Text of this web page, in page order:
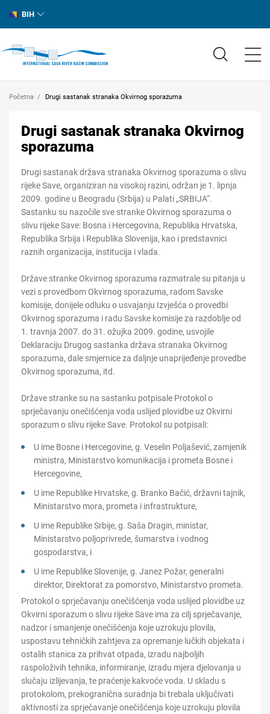
BIH
Početna Drugi sastanak stranaka Okvirnog sporazuma
Drugi sastanak stranaka Okvirnog
sporazuma
Drugi sastanak država stranaka Okvirnog sporazuma o slivu
rijeke Save, organiziran na visokoj razini, održan je 1. lipnja
2009. godine u Beogradu (Srbija) u Palati „SRBIJA“.
Sastanku su nazočile sve stranke Okvirnog sporazuma o
slivu rijeke Save: Bosna i Hercegovina, Republika Hrvatska,
Republika Srbija i Republika Slovenija, kao i predstavnici
raznih organizacija, institucija i vlada.
Države stranke Okvirnog sporazuma razmatrale su pitanja u
vezi s provedbom Okvirnog sporazuma, radom Savske
komisije, donijele odluku o usvajanju Izvješća o provedbi
Okvirnog sporazuma i radu Savske komisije za razdoblje od
1. travnja 2007. do 31. ožujka 2009. godine, usvojile
Deklaraciju Drugog sastanka država stranaka Okvirnog
sporazuma, dale smjernice za daljnje unaprijeđenje provedbe
Okvirnog sporazuma, itd.
Države stranke su na sastanku potpisale Protokol o
sprječavanju onečišćenja voda uslijed plovidbe uz Okvirni
sporazum o slivu rijeke Save. Protokol su potpisali:
U ime Bosne i Hercegovine, g. Veselin Poljašević, zamjenik
ministra, Ministarstvo komunikacija i prometa Bosne i
Hercegovine,
U ime Republike Hrvatske, g. Branko Bačić, državni tajnik,
Ministarstvo mora, prometa i infrastrukture,
U ime Republike Srbije, g. Saša Dragin, ministar,
Ministarstvo poljoprivrede, šumarstva i vodnog
gospodarstva, i
U ime Republike Slovenije, g. Janez Požar, generalni
direktor, Direktorat za pomorstvo, Ministarstvo prometa.
Protokol o sprječavanju onečišćenja voda uslijed plovidbe uz
Okvirni sporazum o slivu rijeke Save ima za cilj sprječavanje,
nadzor i smanjenje onečišćenja koje uzrokuju plovila,
uspostavu tehničkih zahtjeva za opremanje lučkih objekata i
ostalih stanica za prihvat otpada, izradu najboljih
raspoloživih tehnika, informiranje, izradu mjera djelovanja u
slučaju izlijevanja, te praćenje kakvoće voda. U skladu s
protokolom, prekogranična suradnja bi trebala uključivati
aktivnosti za sprječavanje onečišćenja koje uzrokuju plovila